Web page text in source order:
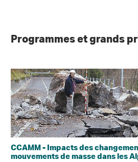
Programmes et grands
CCAMM - Impacts des
mouvements de masse dans les